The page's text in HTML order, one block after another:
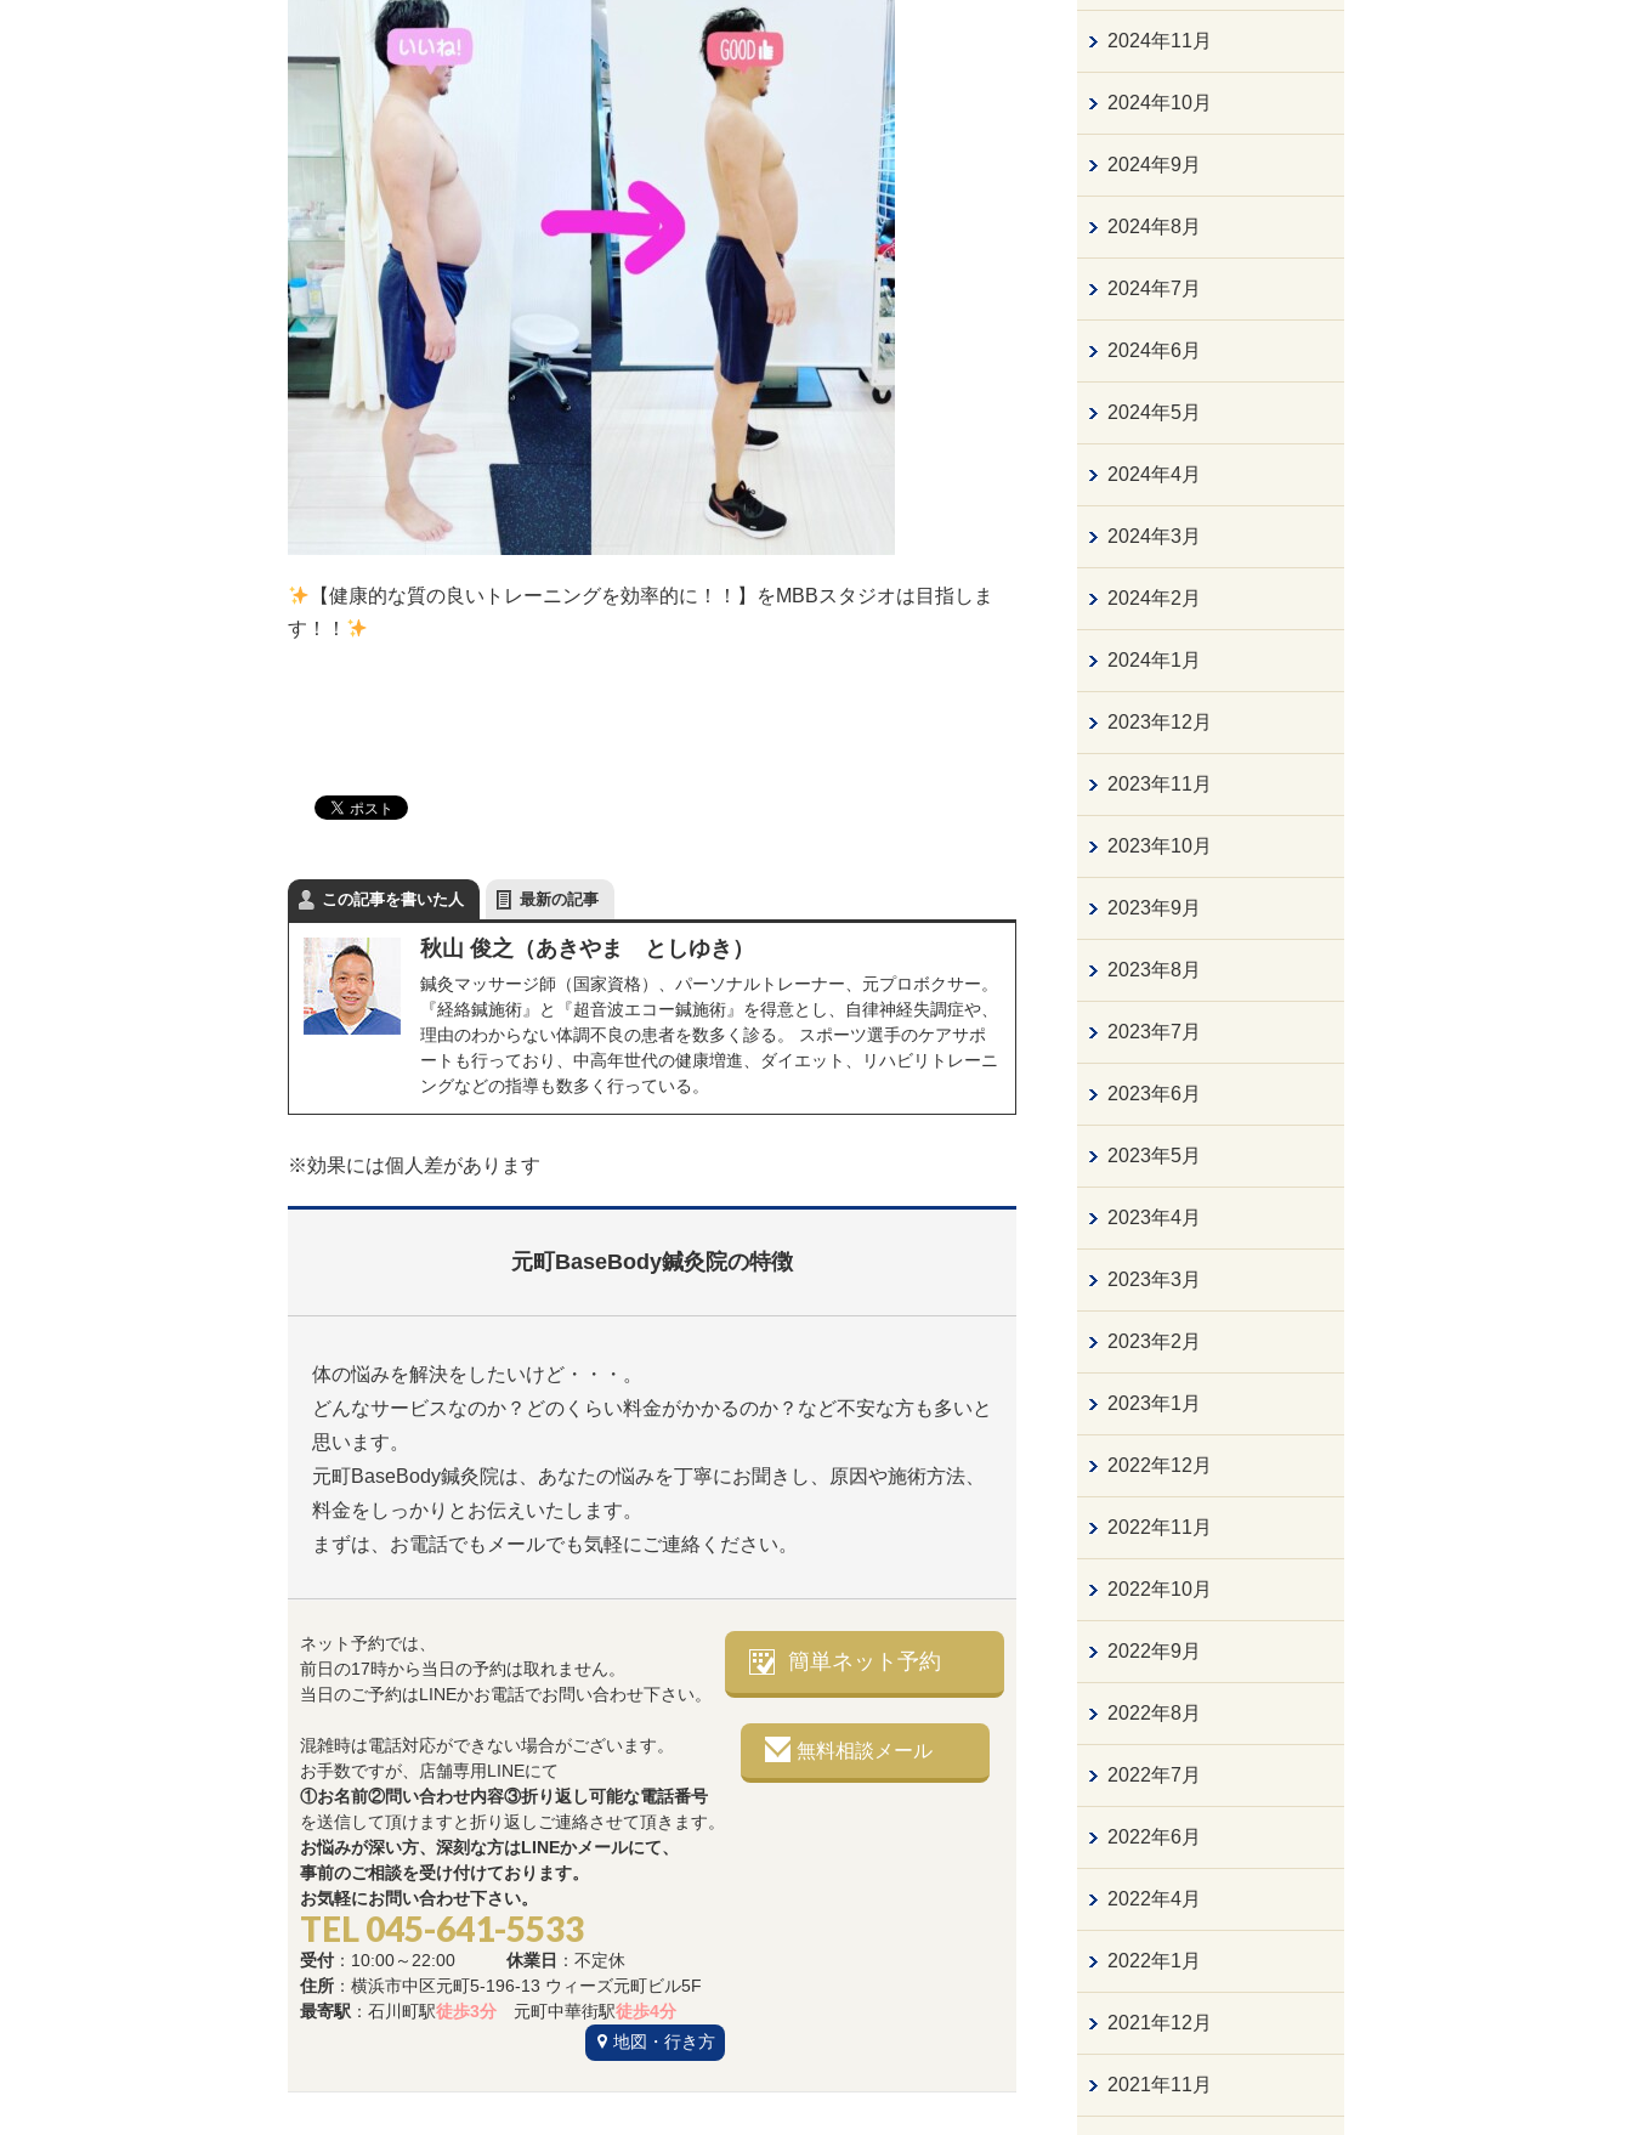
【健康的な質の良いトレーニングを効率的に！！】をMBBスタジオは目指しま
す！！
この記事を書いた人 最新の記事
秋山 俊之（あきやま としゆき）
鍼灸マッサージ師（国家資格）、パーソナルトレーナー、元プロボクサー。
『経絡鍼施術』と『超音波エコー鍼施術』を得意とし、自律神経失調症や、
理由のわからない体調不良の患者を数多く診る。 スポーツ選手のケアサポ
ートも行っており、中高年世代の健康増進、ダイエット、リハビリトレーニ
ングなどの指導も数多く行っている。
※効果には個人差があります
元町BaseBody鍼灸院の特徴
体の悩みを解決をしたいけど・・・。
どんなサービスなのか？どのくらい料金がかかるのか？など不安な方も多いと
思います。
元町BaseBody鍼灸院は、あなたの悩みを丁寧にお聞きし、原因や施術方法、
料金をしっかりとお伝えいたします。
まずは、お電話でもメールでも気軽にご連絡ください。
ネット予約では、
前日の17時から当日の予約は取れません。
当日のご予約はLINEかお電話でお問い合わせ下さい。
混雑時は電話対応ができない場合がございます。
お手数ですが、店舗専用LINEにて
①お名前②問い合わせ内容③折り返し可能な電話番号
を送信して頂けますと折り返しご連絡させて頂きます。
お悩みが深い方、深刻な方はLINEかメールにて、
事前のご相談を受け付けております。
お気軽にお問い合わせ下さい。
TEL 045-641-5533
受付 ：10:00～22:00 休業日 ：不定休
住所 ：横浜市中区元町5-196-13 ウィーズ元町ビル5F
最寄駅 ：石川町駅徒歩3分 元町中華街駅徒歩4分
地図・行き方
簡単ネット予約
無料相談メール
2024年11月
2024年10月
2024年9月
2024年8月
2024年7月
2024年6月
2024年5月
2024年4月
2024年3月
2024年2月
2024年1月
2023年12月
2023年11月
2023年10月
2023年9月
2023年8月
2023年7月
2023年6月
2023年5月
2023年4月
2023年3月
2023年2月
2023年1月
2022年12月
2022年11月
2022年10月
2022年9月
2022年8月
2022年7月
2022年6月
2022年4月
2022年1月
2021年12月
2021年11月